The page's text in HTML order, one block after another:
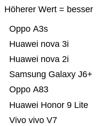
Höherer Wert = besser
Vivo vivo V7
Huawei Honor 9 Lite
Oppo A83
Samsung Galaxy J6+
Huawei nova 2i
Huawei nova 3i
Oppo A3s